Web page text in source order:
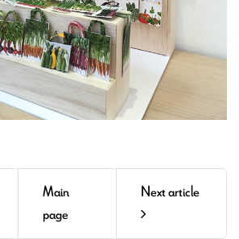
Main
page
Next article